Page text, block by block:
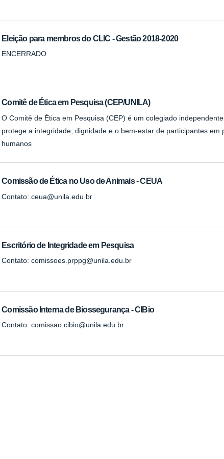
Eleição para membros do CLIC - Gestão 2018-2020
ENCERRADO
Comitê de Ética em Pesquisa (CEP/UNILA)
O Comitê de Ética em Pesquisa (CEP) é um colegiado
protege a integridade, dignidade e o bem-estar de participantes em
humanos
Comissão de Ética no Uso de Animais - CEUA
Contato: ceua@unila.edu.br
Escritório de Integridade em Pesquisa
Contato: comissoes.prppg@unila.edu.br
Comissão Interna de Biossegurança - CIBio
Contato: comissao.cibio@unila.edu.br